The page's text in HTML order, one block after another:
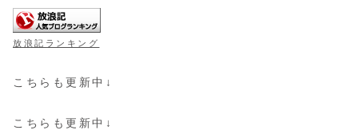
放浪記ランキング
こちらも更新中↓
こちらも更新中↓